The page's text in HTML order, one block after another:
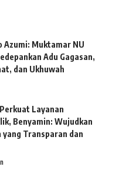
Azumi: Muktamar NU
Adu Gagasan,
dan Ukhuwah
Layanan
Benyamin: Wujudkan
Transparan dan